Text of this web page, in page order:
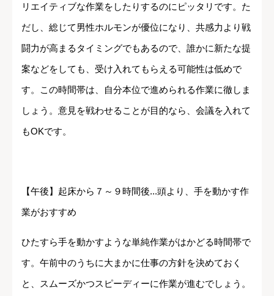
リエイティブな作業をしたりするのにピッタリです。た
だし、総じて男性ホルモンが優位になり、共感力より戦
闘力が高まるタイミングでもあるので、誰かに新たな提
案などをしても、受け入れてもらえる可能性は低めで
す。この時間帯は、自分本位で進められる作業に徹しま
しょう。意見を戦わせることが目的なら、会議を入れて
もOKです。
【午後】起床から７～９時間後...頭より、手を動かす作
業がおすすめ
ひたすら手を動かすような単純作業がはかどる時間帯で
す。午前中のうちに大まかに仕事の方針を決めておく
と、スムーズかつスピーディーに作業が進むでしょう。